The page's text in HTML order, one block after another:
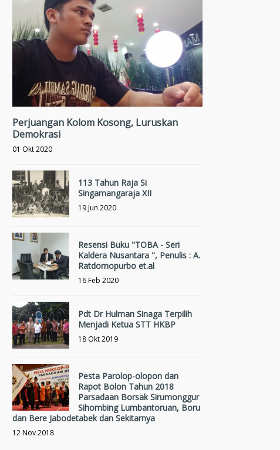
Perjuangan Kolom Kosong, Luruskan
Demokrasi
01 Okt 2020
113 Tahun Raja Si
Singamangaraja XII
19 Jun 2020
Resensi Buku "TOBA - Seri
Kaldera Nusantara ", Penulis : A.
Ratdomopurbo et.al
16 Feb 2020
Pdt Dr Hulman Sinaga Terpilih
Menjadi Ketua STT HKBP
18 Okt 2019
Pesta Parolop-olopon dan
Rapot Bolon Tahun 2018
Parsadaan Borsak Sirumonggur
Sihombing Lumbantoruan, Boru
dan Bere Jabodetabek dan Sekitarnya
12 Nov 2018